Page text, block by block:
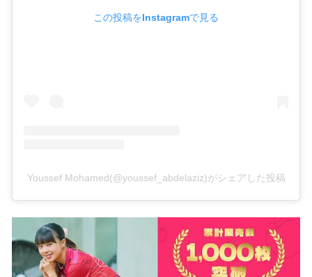
この投稿をInstagramで見る
Youssef Mohamed(@youssef_abdelaziz)がシェアした投稿